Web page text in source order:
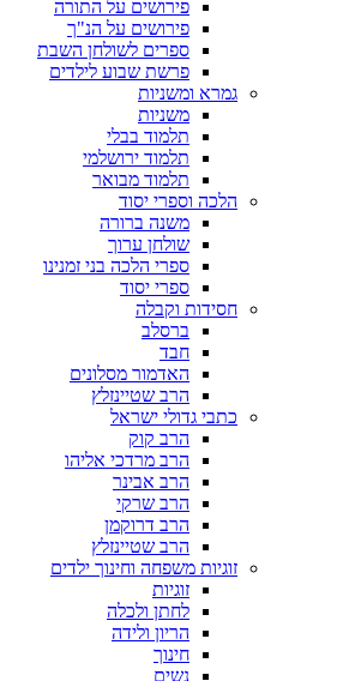
פירושים על התורה
פירושים על הנ"ך
ספרים לשולחן השבת
פרשת שבוע לילדים
גמרא ומשניות
משניות
תלמוד בבלי
תלמוד ירושלמי
תלמוד מבואר
הלכה וספרי יסוד
משנה ברורה
שולחן ערוך
ספרי הלכה בני זמנינו
ספרי יסוד
חסידות וקבלה
ברסלב
חבד
האדמור מסלונים
הרב שטיינזלץ
כתבי גדולי ישראל
הרב קוק
הרב מרדכי אליהו
הרב אבינר
הרב שרקי
הרב דרוקמן
הרב שטיינזלץ
זוגיות משפחה וחינוך ילדים
זוגיות
לחתן ולכלה
הריון ולידה
חינוך
נשים